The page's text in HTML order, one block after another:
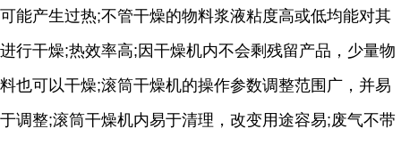
可能产生过热;不管干燥的物料浆液粘度高或低均能对其
进行干燥;热效率高;因干燥机内不会剩残留产品，少量物
料也可以干燥;滚筒干燥机的操作参数调整范围广，并易
于调整;滚筒干燥机内易于清理，改变用途容易;废气不带